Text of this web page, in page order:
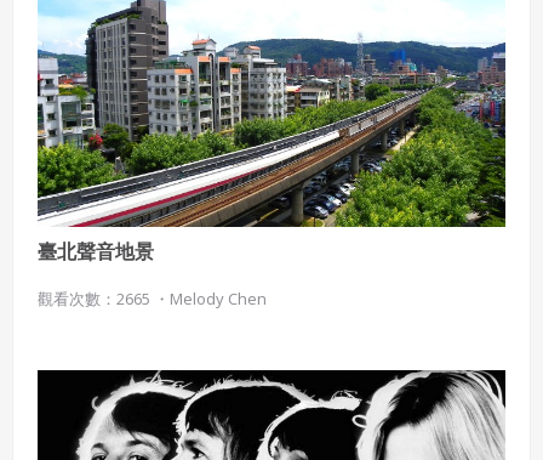
臺北聲音地景
觀看次數：2665 ・ Melody Chen